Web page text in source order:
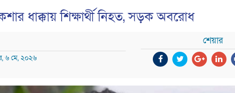
ধাক্কায় শিক্ষার্থী নিহত, সড়ক অবরোধ
৬ মে, ২০২৬
শেয়ার